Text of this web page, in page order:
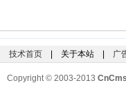
技术首页| 关于本站 | 广
Copyright © 2003-2013